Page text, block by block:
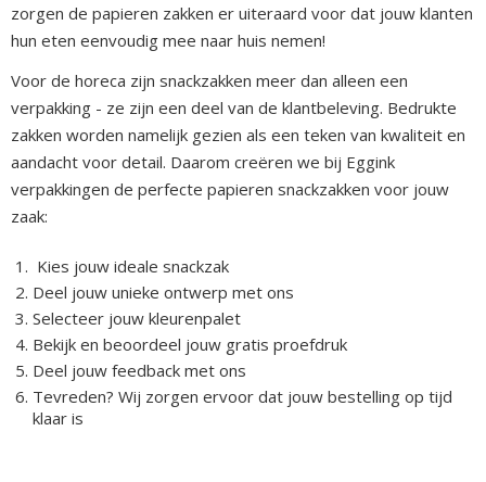
zorgen de papieren zakken er uiteraard voor dat jouw klanten
hun eten eenvoudig mee naar huis nemen!
Voor de horeca zijn snackzakken meer dan alleen een
verpakking - ze zijn een deel van de klantbeleving. Bedrukte
zakken worden namelijk gezien als een teken van kwaliteit en
aandacht voor detail. Daarom creëren we bij Eggink
verpakkingen de perfecte papieren snackzakken voor jouw
zaak:
Kies jouw ideale snackzak
Deel jouw unieke ontwerp met ons
Selecteer jouw kleurenpalet
Bekijk en beoordeel jouw gratis proefdruk
Deel jouw feedback met ons
Tevreden? Wij zorgen ervoor dat jouw bestelling op tijd
klaar is